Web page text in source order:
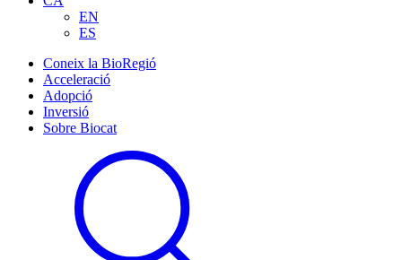
EN
ES
Coneix la BioRegió
Acceleració
Adopció
Inversió
Sobre Biocat